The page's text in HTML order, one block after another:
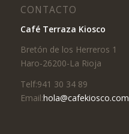
CONTACTO
Café Terraza Kiosco
Bretón de los Herreros 1
Haro-26200-La Rioja
Telf:941 30 34 89
Email:hola@cafekiosco.com